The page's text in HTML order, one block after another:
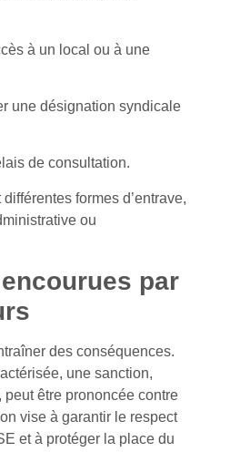
à un local ou à une
une désignation syndicale
de consultation.
formes d’entrave,
ou
par
des conséquences.
une sanction,
être prononcée contre
vise à garantir le respect
et à protéger la place du